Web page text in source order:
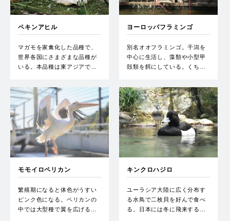
ペキンアヒル
マガモを家禽化した品種で、
世界各国にさまざまな品種が
いる。本品種は東アジアで…
ヨーロッパフラミンゴ
別名オオフラミンゴ。干潟を
中心に生活し、藻類や小型甲
殻類を餌にしている。くち…
モモイロペリカン
繁殖期になると体色がうすい
ピンク色になる。ペリカンの
中では大型種で翼を広げる…
キンクロハジロ
ユーラシア大陸に広く分布す
る水鳥で二枚貝を好んで食べ
る。日本には冬に飛来する…